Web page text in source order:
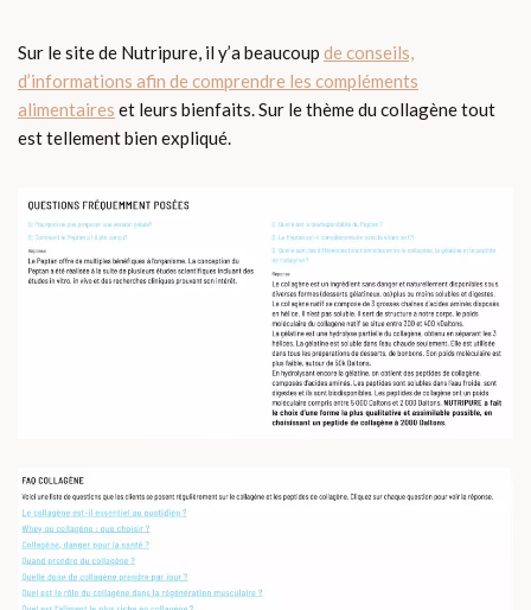
Sur le site de Nutripure, il y’a beaucoup de conseils,
d’informations afin de comprendre les compléments
alimentaires et leurs bienfaits. Sur le thème du collagène tout
est tellement bien expliqué.